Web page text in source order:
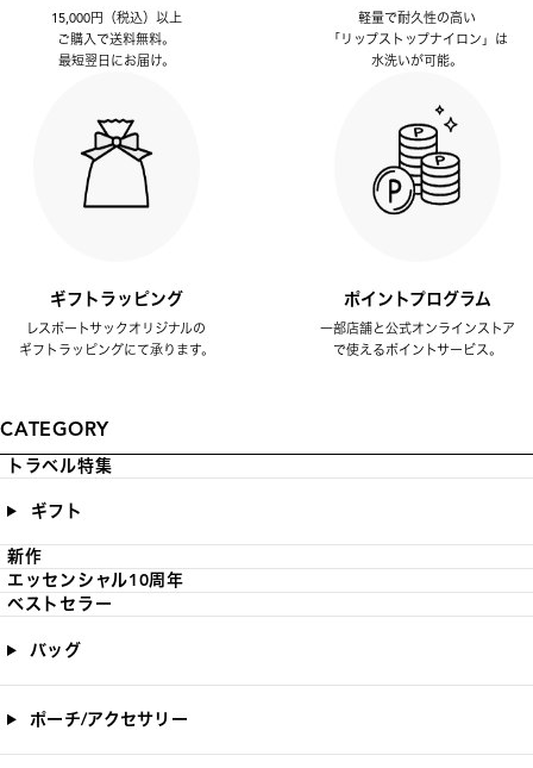
15,000円（税込）以上
ご購入で送料無料。
最短翌日にお届け。
軽量で耐久性の高い
「リップストップナイロン」は
水洗いが可能。
ギフトラッピング
レスポートサックオリジナルの
ギフトラッピングにて承ります。
ポイントプログラム
一部店舗と公式オンラインストア
で使えるポイントサービス。
CATEGORY
トラベル特集
ギフト
新作
エッセンシャル10周年
ベストセラー
バッグ
ポーチ/アクセサリー